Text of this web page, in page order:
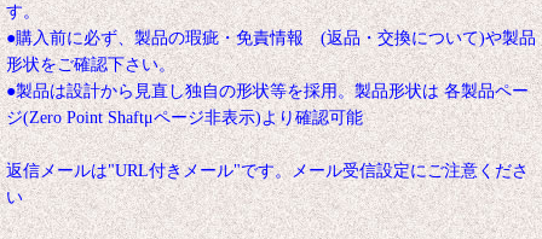
す。
●購入前に必ず、製品の瑕疵・免責情報 (返品・交換について)や製品
形状をご確認下さい。
●製品は設計から見直し独自の形状等を採用。製品形状は 各製品ペー
ジ(Zero Point Shaftμページ非表示)より確認可能
返信メールは"URL付きメール"です。メール受信設定にご注意くださ
い